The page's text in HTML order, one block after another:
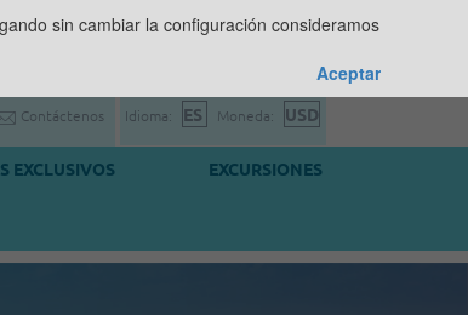
Contáctenos Idioma: Moneda:
EXCLUSIVOS EXCURSIONES
sin cambiar la configuración consideramos
Aceptar